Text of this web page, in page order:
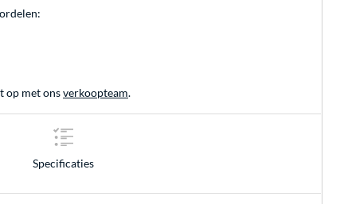
op met onsverkoopteam.
Specificaties